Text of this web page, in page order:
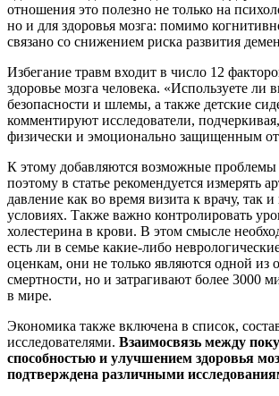
отношения это полезно не только на
но и для здоровья мозга: помимо
связано со снижением риска развития
Избегание травм входит в число 12
здоровье мозга человека. «Используете ли
безопасности и шлемы, а также детские
комментируют исследователи,
физически и эмоционально защищенным
К этому добавляются возможные проблемы
поэтому в статье рекомендуется измерять
давление как во время визита к врачу, так
условиях. Также важно контролировать
холестерина в крови. В этом смысле
есть ли в семье какие-либо
оценкам, они не только являются одной из
смертности, но и затрагивают более 3000
в мире.
Экономика также включена в список,
исследователями. Взаимосвязь между
способностью и улучшением здоровья
подтверждена различными